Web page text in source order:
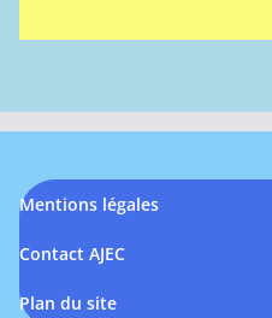
Mentions légales
Contact AJEC
Plan du site